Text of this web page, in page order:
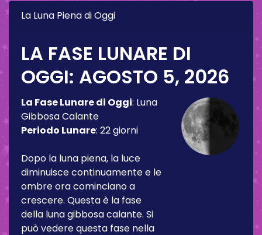
La Luna Piena di Oggi
LA FASE LUNARE DI
OGGI: AGOSTO 5, 2026
La Fase Lunare di Oggi: Luna
Gibbosa Calante
Periodo Lunare: 22 giorni
Dopo la luna piena, la luce
diminuisce continuamente e le
ombre ora cominciano a
crescere. Questa è la fase
della luna gibbosa calante. Si
può vedere questa fase nella